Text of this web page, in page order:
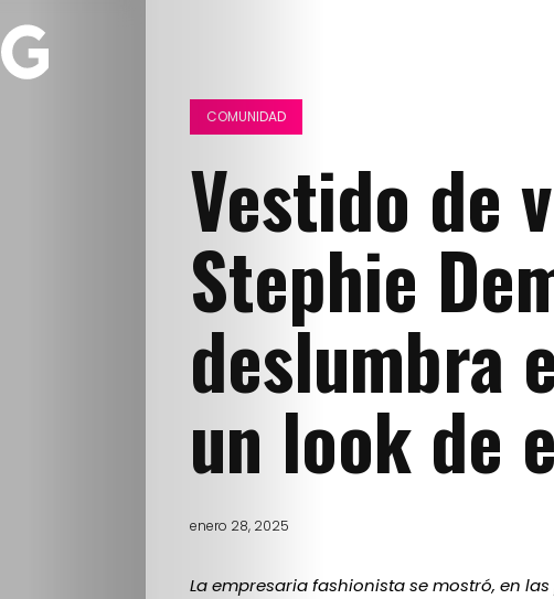
COMUNIDAD
Vestido de
Stephie
deslumbra
un look de
enero 28, 2025
La empresaria fashionista se mostró, en